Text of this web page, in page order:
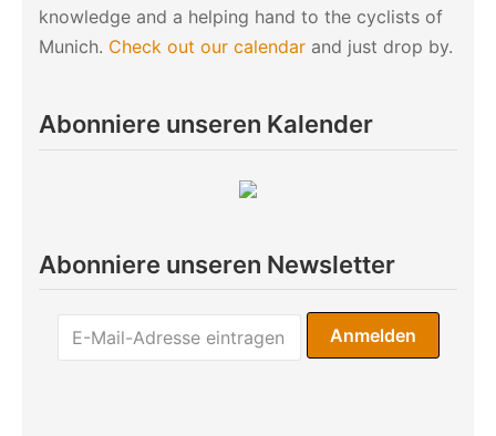
knowledge and a helping hand to the cyclists of
Munich. Check out our calendar and just drop by.
Abonniere unseren Kalender
Abonniere unseren Newsletter